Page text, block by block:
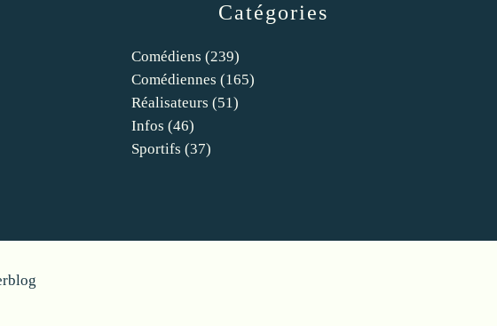
Catégories
Comédiens (239)
Comédiennes (165)
Réalisateurs (51)
Infos (46)
Sportifs (37)